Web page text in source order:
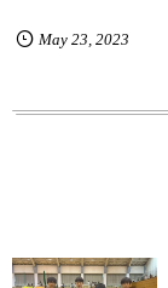
May 23 2023